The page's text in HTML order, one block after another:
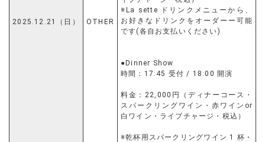
2025.12.21（日） OTHER
※La sette ドリンクメニューから、
お好きなドリンクをオーダーー可能
です(各自お支払いください)
●Dinner Show
時間：17:45 受付 / 18:00 開演
料金：22,000円（ディナーコース・
スパークリングワイン・赤ワインor
白ワイン・ライブチャージ・税込）
※乾杯用スパークリングワイン 1 杯・